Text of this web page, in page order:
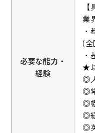
必要な能力・
経験
業
・
(全
・
★
◎
◎
◎
◎
◎